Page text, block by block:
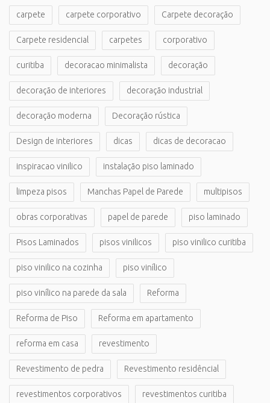
carpete carpete corporativo Carpete decoração
Carpete residencial carpetes corporativo
curitiba decoracao minimalista decoração
decoração de interiores decoração industrial
decoração moderna Decoração rústica
Design de interiores dicas dicas de decoracao
inspiracao vinilico instalação piso laminado
limpeza pisos Manchas Papel de Parede multipisos
obras corporativas papel de parede piso laminado
Pisos Laminados pisos vinilicos piso vinilico curitiba
piso vinilico na cozinha piso vinílico
piso vinílico na parede da sala Reforma
Reforma de Piso Reforma em apartamento
reforma em casa revestimento
Revestimento de pedra Revestimento residêncial
revestimentos corporativos revestimentos curitiba